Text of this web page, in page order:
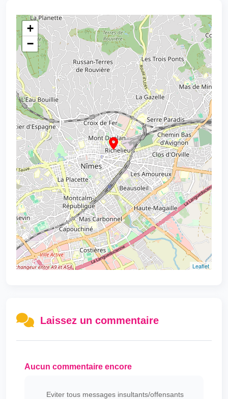
+
−
Leaflet
Laissez un commentaire
Aucun commentaire encore
Eviter tous messages insultants/offensants